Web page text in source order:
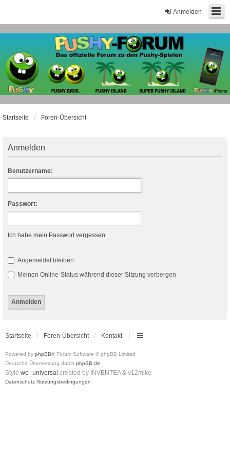
Anmelden
Startseite Foren-Übersicht
Anmelden
Benutzername:
Passwort:
Ich habe mein Passwort vergessen
Angemeldet bleiben
Meinen Online-Status während dieser Sitzung verbergen
Startseite Foren-Übersicht Kontakt
Powered by phpBB® Forum Software © phpBB Limited
Deutsche Übersetzung durch phpBB.de
Style we_universal created by INVENTEA & v12mike
Datenschutz Nutzungsbedingungen